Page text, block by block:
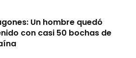
Un hombre quedó
con casi 50 bochas de